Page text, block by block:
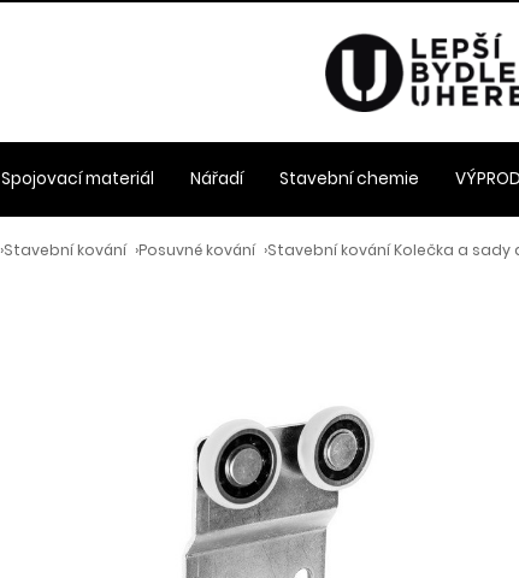
›Stavební kování ›Posuvné kování ›Stavební kování Kolečka a sady
Spojovací materiál Nářadí Stavební chemie